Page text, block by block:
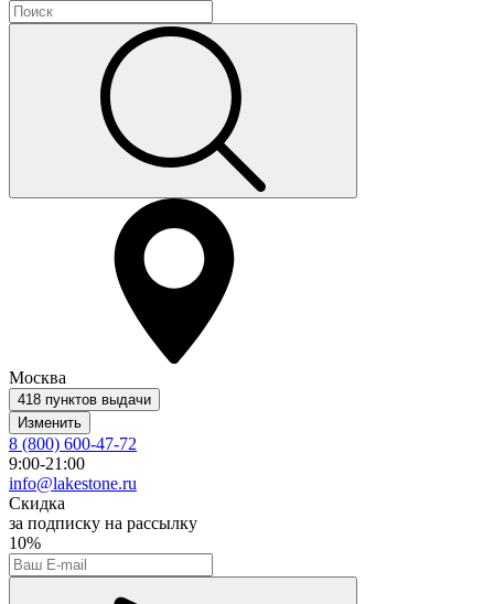
Москва
418 пунктов выдачи
Изменить
8 (800) 600-47-72
9:00-21:00
info@lakestone.ru
Скидка
за подписку на рассылку
10%